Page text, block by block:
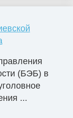
(БЭБ) в
...